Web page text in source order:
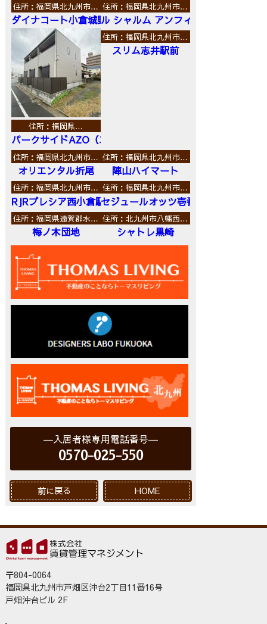
住所：福岡県北九州市…
ダイナコート小倉城野
住所：福岡県北九州市…
ル シャルム アンフィニ
住所：福岡県…
パークサイドAZO（エーゼットオー）
住所：福岡県北九州市…
スリム志井駅前
住所：福岡県北九州市…
オリエンタル折尾
住所：福岡県北九州市…
陣山ハイマート
住所：福岡県北九州市…
RJRプレシア西小倉駅前
住所：福岡県北九州市…
セジュールオッツ壱番館
住所：福岡県遠賀郡水…
梅ノ木団地
住所：北九州市八幡西…
シャトレ黒崎
入居者様専用電話番号
0570-025-550
前に戻る HOME
〒804-0064
福岡県北九州市戸畑区沖台2丁目11番16号
戸畑沖台ビル 2F